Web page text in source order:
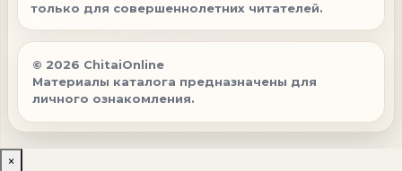
только для совершеннолетних читателей.
© 2026 ChitaiOnline
Материалы каталога предназначены для
личного ознакомления.
×